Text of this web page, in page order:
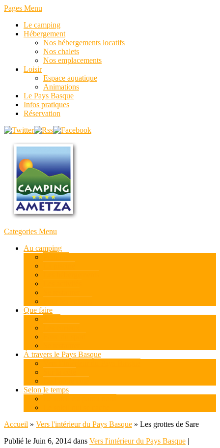
Pages Menu
Le camping
Hébergement
Nos hébergements locatifs
Nos chalets
Nos emplacements
Loisir
Espace aquatique
Animations
Le Pays Basque
Infos pratiques
Réservation
Categories Menu
Au camping
Que faire
À travers le Pays Basque
Selon le temps
Accueil » Vers l'intérieur du Pays Basque » Les grottes de Sare
Publié le Juin 6, 2014 dans Vers l'intérieur du Pays Basque |